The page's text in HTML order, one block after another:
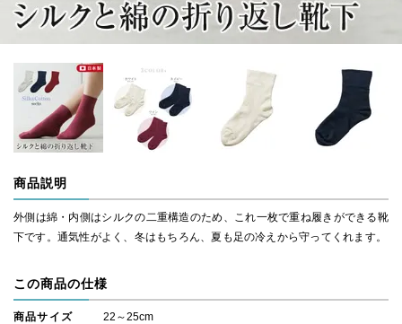
商品説明
外側は綿・内側はシルクの二重構造のため、これ一枚で重ね履きができる靴
下です。通気性がよく、冬はもちろん、夏も足の冷えから守ってくれます。
この商品の仕様
商品サイズ 22～25cm